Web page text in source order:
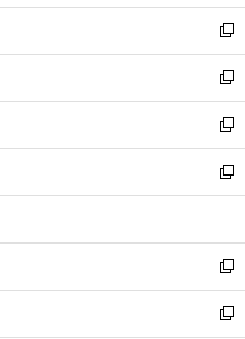
開
く
ウ
で
開
く
ン
ド
ウ
で
開
く
ウ
ィ
ン
ド
ウ
で
開
く
し
い
ウ
ィ
ン
ド
ウ
で
開
新
し
い
ウ
ィ
ン
ド
ウ
開
く
新
し
い
ウ
ィ
ン
ウ
で
開
く
新
し
い
ウ
ン
ド
ウ
で
新
し
ウ
ィ
ン
ド
新
し
い
新